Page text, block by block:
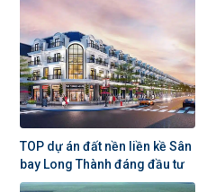
TOP dự án đất nền liền kề Sân
bay Long Thành đáng đầu tư